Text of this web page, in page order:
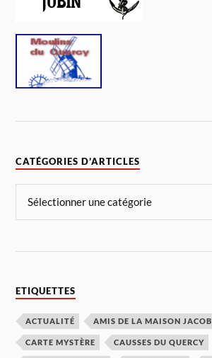
CATÉGORIES D’ARTICLES
ETIQUETTES
ACTUALITÉ AMIS DE LA MAISON JACOB
CARTE MYSTÈRE CAUSSES DU QUERCY